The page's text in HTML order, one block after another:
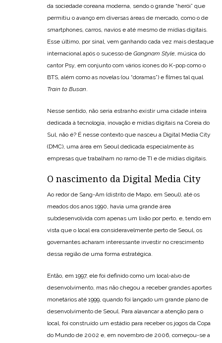
da sociedade coreana moderna, sendo o grande “herói” que
permitiu o avanço em diversas áreas de mercado, como o de
smartphones, carros, navios e até mesmo de mídias digitais.
Esse último, por sinal, vem ganhando cada vez mais destaque
internacional após o sucesso de Gangnam Style, música do
cantor Psy, em conjunto com vários ícones do K-pop como o
BTS, além como as novelas (ou “doramas”) e filmes tal qual
Train to Busan.
Nesse sentido, não seria estranho existir uma cidade inteira
dedicada à tecnologia, inovação e mídias digitais na Coreia do
Sul, não é? É nesse contexto que nasceu a Digital Media City
(DMC), uma área em Seoul dedicada especialmente às
empresas que trabalham no ramo de TI e de mídias digitais.
O nascimento da Digital Media City
Ao redor de Sang-Am (distrito de Mapo, em Seoul), até os
meados dos anos 1990, havia uma grande área
subdesenvolvida com apenas um lixão por perto, e, tendo em
vista que o local era consideravelmente perto de Seoul, os
governantes acharam interessante investir no crescimento
dessa região de uma forma estratégica.
Então, em 1997, ele foi definido como um local-alvo de
desenvolvimento, mas não chegou a receber grandes aportes
monetários até 1999, quando foi lançado um grande plano de
desenvolvimento de Seoul. Para alavancar a atenção para o
local, foi construído um estádio para receber os jogos da Copa
do Mundo de 2002 e, em novembro de 2006, começou-se a